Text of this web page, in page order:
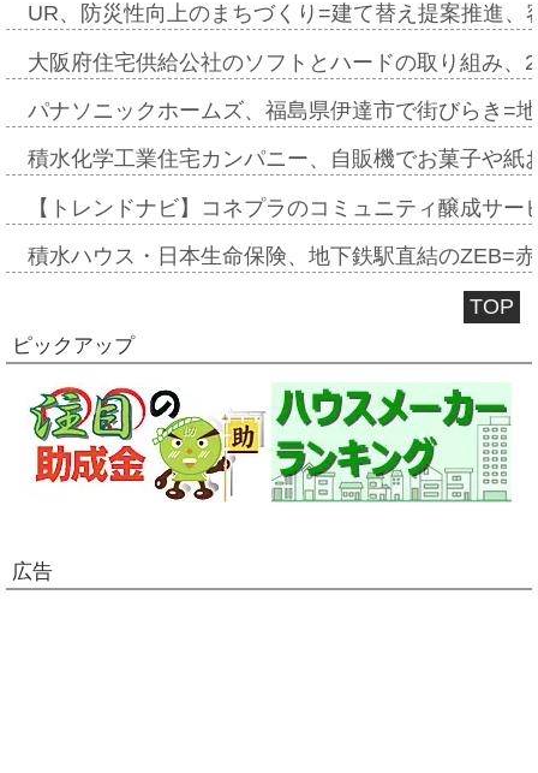
UR、防災性向上のまちづくり=建て替え提案推進
大阪府住宅供給公社のソフトとハードの取り組み
パナソニックホームズ、福島県伊達市で街びらき=
積水化学工業住宅カンパニー、自販機でお菓子や
【トレンドナビ】コネプラのコミュニティ醸成サ
積水ハウス・日本生命保険、地下鉄駅直結のZEB=
TOP
ピックアップ
広告